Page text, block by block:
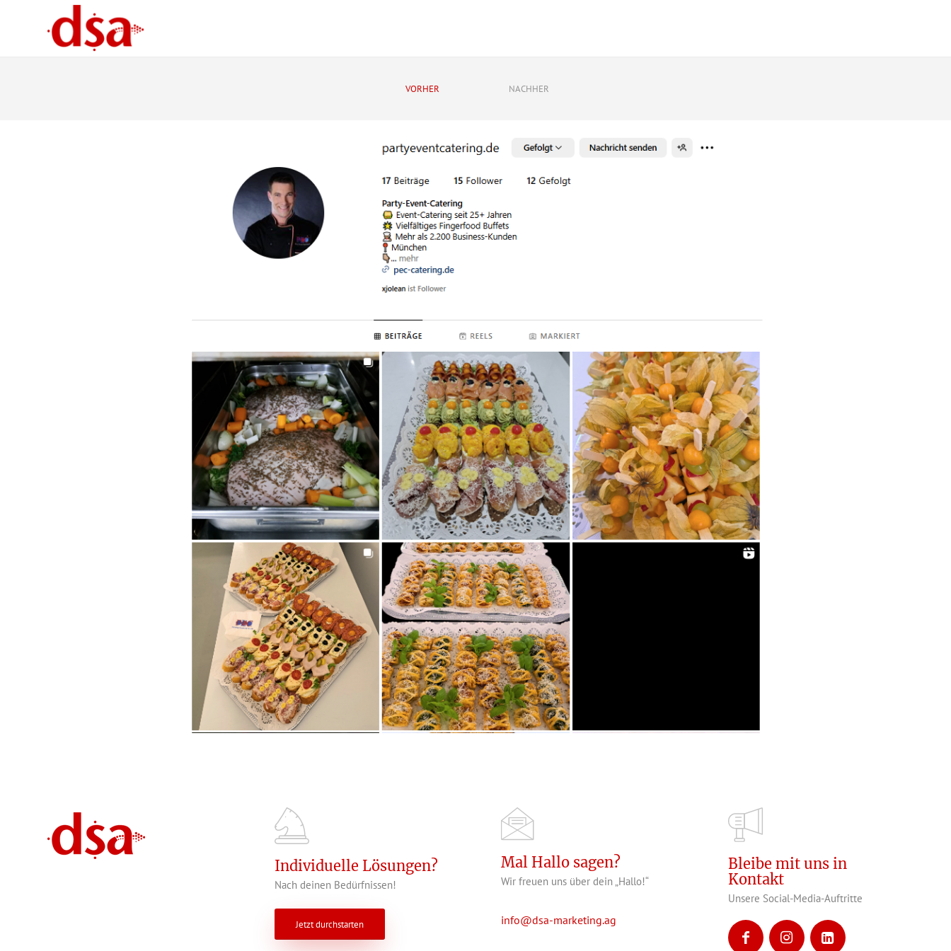
VORHER NACHHER
Individuelle Lösungen?
Nach deinen Bedürfnissen!
Jetzt durchstarten
Mal Hallo sagen?
Wir freuen uns über dein „Hallo!“
info@dsa-marketing.ag
Bleibe mit uns in
Kontakt
Unsere Social-Media-Auftritte